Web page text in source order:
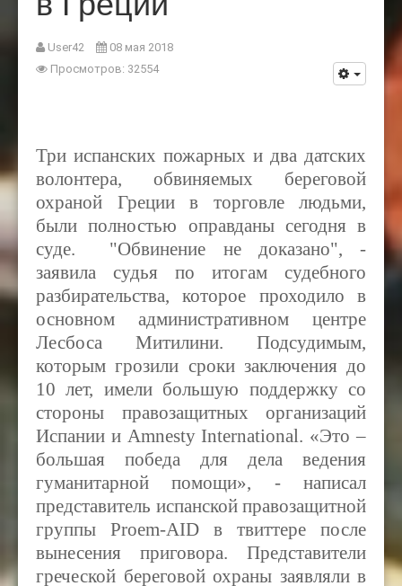
User42
08 мая 2018
Просмотров: 32554
Три испанских пожарных и два датских
волонтера, обвиняемых береговой
охраной Греции в торговле людьми,
были полностью оправданы сегодня в
суде. "Обвинение не доказано", -
заявила судья по итогам судебного
разбирательства, которое проходило в
основном административном центре
Лесбоса Митилини. Подсудимым,
которым грозили сроки заключения до
10 лет, имели большую поддержку со
стороны правозащитных организаций
Испании и Amnesty International. «Это –
большая победа для дела ведения
гуманитарной помощи», - написал
представитель испанской правозащитной
группы Proem-AID в твиттере после
вынесения приговора. Представители
греческой береговой охраны заявляли в